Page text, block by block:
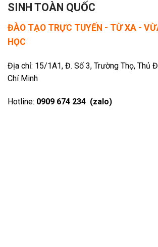
SINH TOÀN QUỐC
ĐÀO TẠO TRỰC TUYẾN - TỪ XA -
HỌC
Địa chỉ: 15/1A1, Đ. Số 3, Trường Thọ, Thủ
Chí Minh
Hotline: 0909 674 234 (zalo)